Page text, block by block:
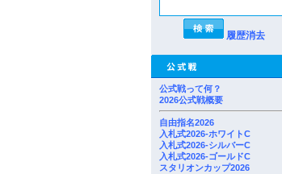
履歴消去
公式戦って何？
2026公式戦概要
自由指名2026
入札式2026-ホワイトC
入札式2026-シルバーC
入札式2026-ゴールドC
スタリオンカップ2026